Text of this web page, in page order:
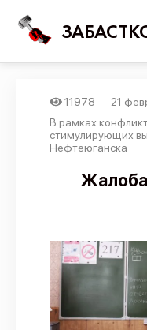
11978
21
В рамках
стимулирующих
Нефтеюганска